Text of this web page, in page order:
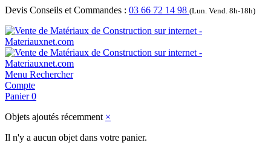
Devis Conseils et Commandes : 03 66 72 14 98 (Lun. Vend. 8h-18h)
Menu Rechercher
Compte
Panier 0
Objets ajoutés récemment ×
Il n'y a aucun objet dans votre panier.